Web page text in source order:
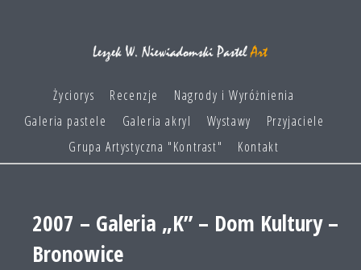
Życiorys Recenzje
Nagrody i Wyróżnienia
Galeria pastele
Galeria akryl Wystawy
Przyjaciele
Grupa Artystyczna "Kontrast"
Kontakt
2007 – Galeria „K” – Dom Kultury –
Bronowice